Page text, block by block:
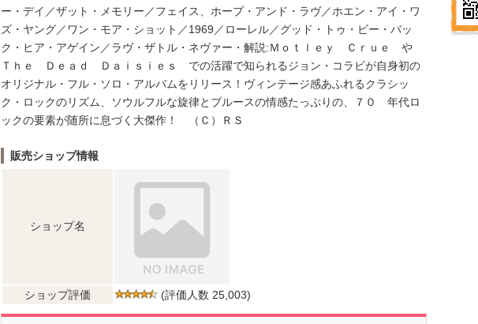
ー・デイ／ザット・メモリー／フェイス、ホープ・アンド・ラヴ／ホエン・アイ・ワ
ズ・ヤング／ワン・モア・ショット／1969／ローレル／グッド・トゥ・ビー・バッ
ク・ヒア・アゲイン／ラヴ・ザトル・ネヴァー・解説:Ｍｏｔｌｅｙ Ｃｒｕｅ や
Ｔｈｅ Ｄｅａｄ Ｄａｉｓｉｅｓ での活躍で知られるジョン・コラビが自身初の
オリジナル・フル・ソロ・アルバムをリリース！ヴィンテージ感あふれるクラシッ
ク・ロックのリズム、ソウルフルな旋律とブルースの情感たっぷりの、７０ 年代ロ
ックの要素が随所に息づく大傑作！ （Ｃ）ＲＳ
販売ショップ情報
ショップ名
ショップ評価 (評価人数 25,003)